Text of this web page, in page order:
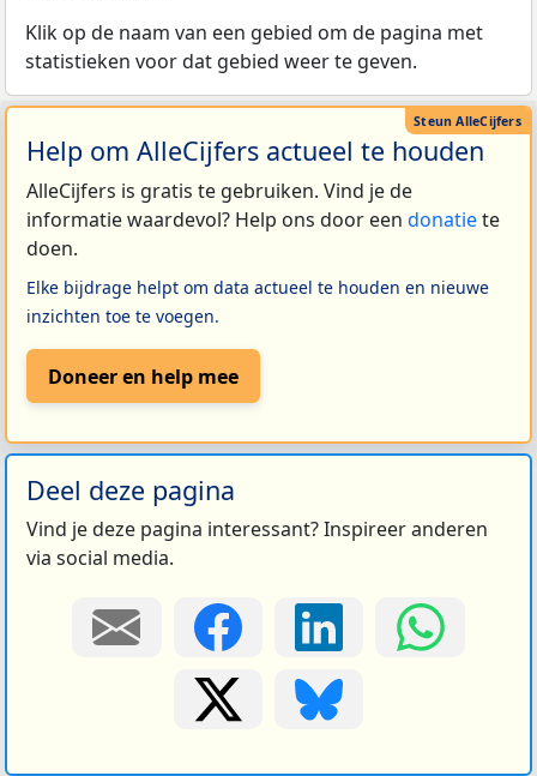
Klik op de naam van een gebied om de pagina met
statistieken voor dat gebied weer te geven.
Help om AlleCijfers actueel te houden
AlleCijfers is gratis te gebruiken. Vind je de
informatie waardevol? Help ons door een donatiete
doen.
Elke bijdrage helpt om data actueel te houden en nieuwe
inzichten toe te voegen.
Doneer en help mee
Deel deze pagina
Vind je deze pagina interessant? Inspireer anderen
via social media.